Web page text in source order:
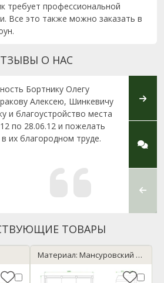
требует профессиональной
Все это также можно заказать в
О НАС
Бортнику Олегу
Алексею, Шинкевичу
и благоустройство места
по 28.06.12 и пожелать
их благородном труде.
ТОВАРЫ
Материал: Мансуровский / Нержавейка